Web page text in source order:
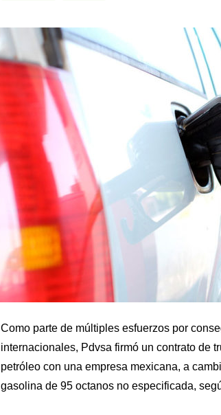
Como parte de múltiples esfuerzos por
internacionales, Pdvsa firmó un contrato de
petróleo con una empresa mexicana, a
gasolina de 95 octanos no especificada,